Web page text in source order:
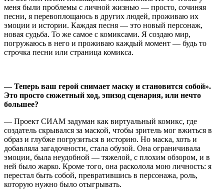
меня были проблемы с личной жизнью — просто, сочиняя
песни, я перевоплощаюсь в других людей, проживаю их
эмоции и истории. Каждая песня — это новый персонаж,
новая судьба. То же самое с комиксами. Я создаю мир,
погружаюсь в него и проживаю каждый момент — будь то
строчка песни или страница комикса.
— Теперь ваш герой снимает маску и становится собой».
Это просто сюжетный ход, эпизод сценария, или нечто
большее?
— Проект СИАМ задуман как виртуальный комикс, где
создатель скрывался за маской, чтобы зритель мог вжиться в
образ и глубже погрузиться в историю. Но маска, хоть и
добавляла загадочности, стала обузой. Она ограничивала
эмоции, была неудобной — тяжелой, с плохим обзором, и в
ней было жарко. Кроме того, она расколола мою личность: я
перестал быть собой, превратившись в персонажа, роль,
которую нужно было отыгрывать.